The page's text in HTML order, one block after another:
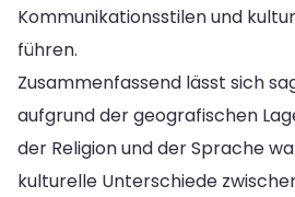
Kommunikationsstilen und
führen.
Zusammenfassend lässt sich
aufgrund der geografischen
der Religion und der Sprache
kulturelle Unterschiede